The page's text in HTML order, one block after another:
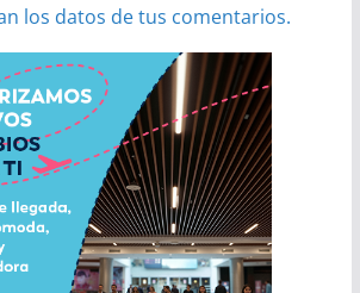
los datos de tus comentarios.